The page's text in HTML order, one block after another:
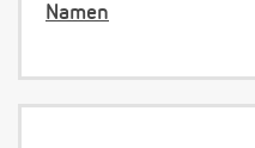
Namen